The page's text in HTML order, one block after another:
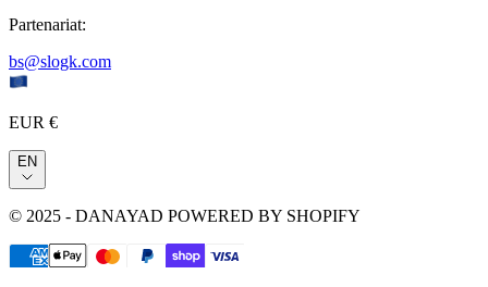
Partenariat:
bs@slogk.com
EUR €
EN
© 2025 - DANAYAD POWERED BY SHOPIFY